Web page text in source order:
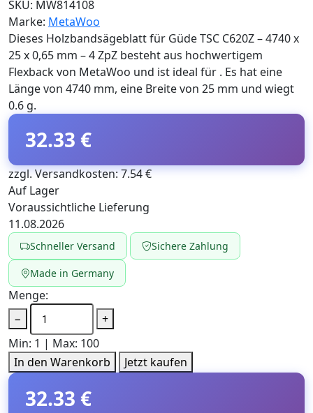
SKU: MW814108
Marke: MetaWoo
Dieses Holzbandsägeblatt für Güde TSC C620Z – 4740 x
25 x 0,65 mm – 4 ZpZ besteht aus hochwertigem
Flexback von MetaWoo und ist ideal für . Es hat eine
Länge von 4740 mm, eine Breite von 25 mm und wiegt
0.6 g.
32.33 €
zzgl. Versandkosten: 7.54 €
Auf Lager
Voraussichtliche Lieferung
11.08.2026
Schneller Versand Sichere Zahlung
Made in Germany
Menge:
−
+
Min: 1 | Max: 100
In den Warenkorb
Jetzt kaufen
32.33 €